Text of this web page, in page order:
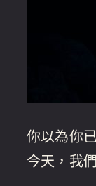
你以為你
今天，我